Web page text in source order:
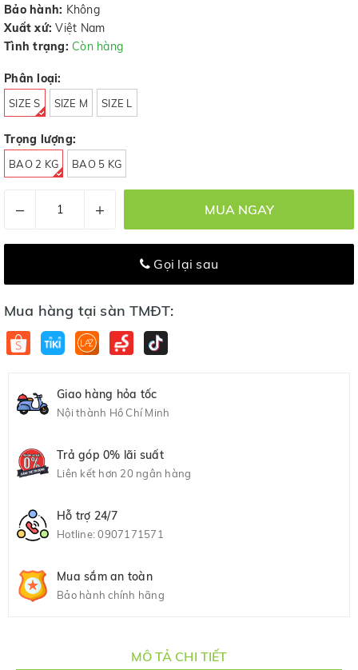
Bảo hành: Không
Xuất xứ: Việt Nam
Tình trạng: Còn hàng
Phân loại:
SIZE S SIZE M SIZE L
Trọng lượng:
BAO 2 KG BAO 5 KG
– + MUA NGAY
Gọi lại sau
Mua hàng tại sàn TMĐT:
Giao hàng hỏa tốc
Nội thành Hồ Chí Minh
Trả góp 0% lãi suất
Liên kết hơn 20 ngân hàng
Hỗ trợ 24/7
Hotline:0907171571
Mua sắm an toàn
Bảo hành chính hãng
MÔ TẢ CHI TIẾT